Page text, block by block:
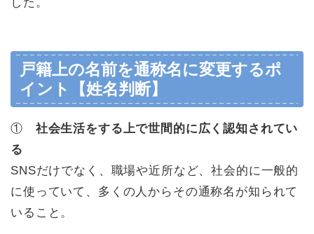
戸籍上の名前を通称名に変更するポ
イント【姓名判断】
① 社会生活をする上で世間的に広く認知されてい
る
SNSだけでなく、職場や近所など、社会的に一般的
に使っていて、多くの人からその通称名が知られて
いること。